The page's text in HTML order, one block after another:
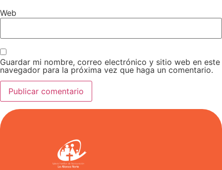
Web
Guardar mi nombre, correo electrónico y sitio web en este
navegador para la próxima vez que haga un comentario.